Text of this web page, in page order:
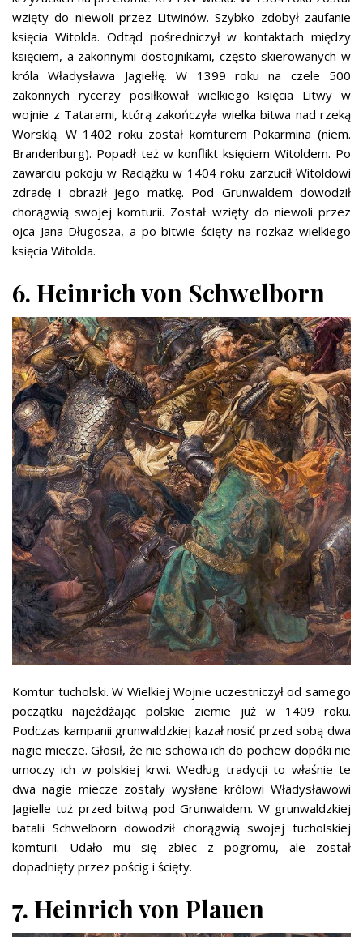
wzięty do niewoli przez Litwinów. Szybko zdobył zaufanie
księcia Witolda. Odtąd pośredniczył w kontaktach między
księciem, a zakonnymi dostojnikami, często skierowanych w
króla Władysława Jagiełłę. W 1399 roku na czele 500
zakonnych rycerzy posiłkował wielkiego księcia Litwy w
wojnie z Tatarami, którą zakończyła wielka bitwa nad rzeką
Worsklą. W 1402 roku został komturem Pokarmina (niem.
Brandenburg). Popadł też w konflikt księciem Witoldem. Po
zawarciu pokoju w Raciążku w 1404 roku zarzucił Witoldowi
zdradę i obraził jego matkę. Pod Grunwaldem dowodził
chorągwią swojej komturii. Został wzięty do niewoli przez
ojca Jana Długosza, a po bitwie ścięty na rozkaz wielkiego
księcia Witolda.
6. Heinrich von Schwelborn
Komtur tucholski. W Wielkiej Wojnie uczestniczył od samego
początku najeżdżając polskie ziemie już w 1409 roku.
Podczas kampanii grunwaldzkiej kazał nosić przed sobą dwa
nagie miecze. Głosił, że nie schowa ich do pochew dopóki nie
umoczy ich w polskiej krwi. Według tradycji to właśnie te
dwa nagie miecze zostały wysłane królowi Władysławowi
Jagielle tuż przed bitwą pod Grunwaldem. W grunwaldzkiej
batalii Schwelborn dowodził chorągwią swojej tucholskiej
komturii. Udało mu się zbiec z pogromu, ale został
dopadnięty przez pościg i ścięty.
7. Heinrich von Plauen